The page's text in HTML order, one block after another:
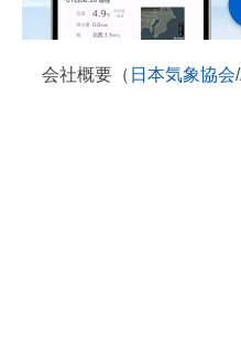
会社概要（ 日本気象協会/